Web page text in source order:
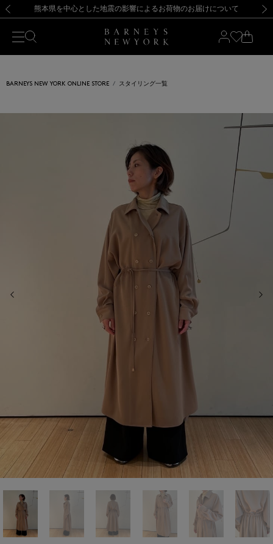
新規登録のお客様も対象！＜MY BARNEYS＞会員のお客様は11,000円（税込）以上のお買上げで常時送料無料！お買い物の際は会員登録を！
【夏季休業に伴う返品・交換承り一時停止のお知らせ】（2026.8.5）
熊本県を中心とした地震の影響によるお荷物のお届けについて
【開催中】SUMMER SALEのご案内・ご注意事項 新規登録のお客様も対象！＜MY BARNEYS＞会員のお客様は11,000円（税込）以上のお買上げで常時送料無料！お買い物の際は会員登録を！
【夏季休業に伴う返品・交換承り一時停止のお知らせ】（2026.8.5）
BARNEYS NEW YORK ONLINE STORE スタイリング一覧